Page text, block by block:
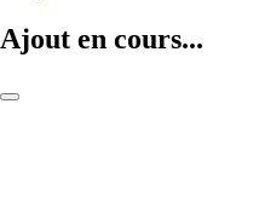
Ajout en cours...